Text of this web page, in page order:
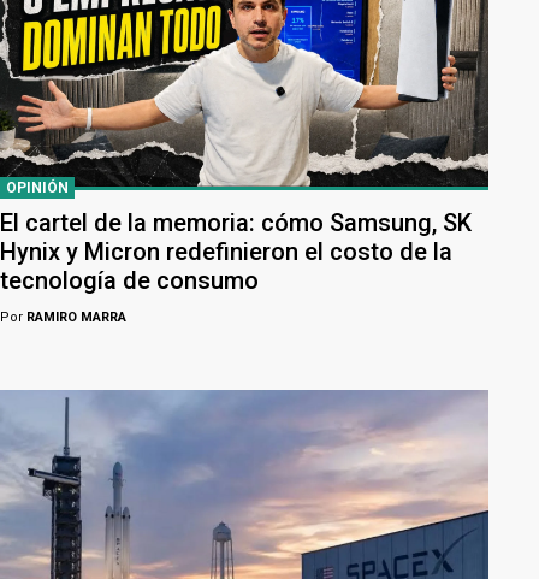
OPINIÓN
El cartel de la memoria: cómo Samsung, SK
Hynix y Micron redefinieron el costo de la
tecnología de consumo
Por RAMIRO MARRA